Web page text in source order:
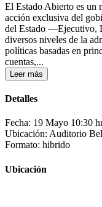
El Estado Abierto es un
acción exclusiva del
del Estado —Ejecutivo,
diversos niveles de la
políticas basadas en
cuentas,...
Leer más
Detalles
Fecha: 19 Mayo 10:30
Ubicación: Auditorio
Formato: hibrido
Ubicación